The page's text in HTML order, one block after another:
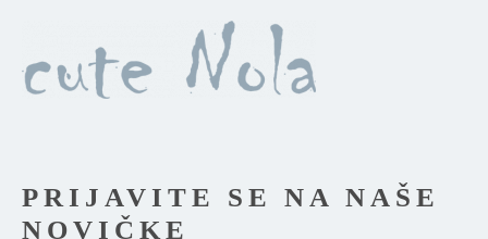
PRIJAVITE SE NA NAŠE
NOVIČKE